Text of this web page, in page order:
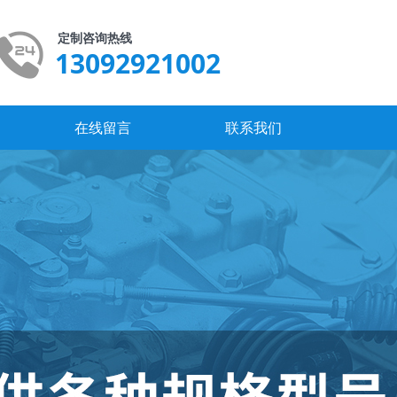
13092921002
定制咨询热线
在线留言 联系我们